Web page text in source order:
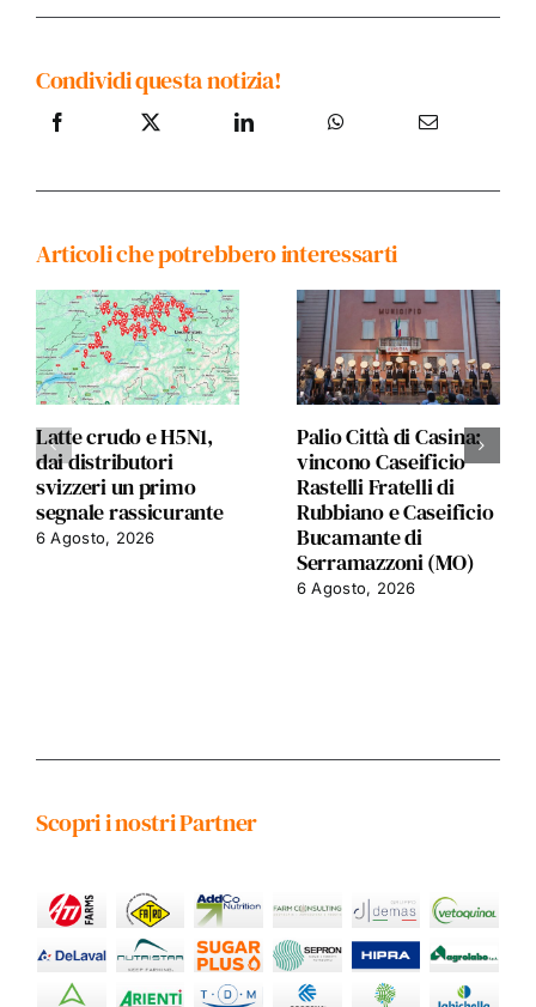
Condividi questa notizia!
Articoli che potrebbero interessarti
Latte crudo e H5N1,
dai distributori
svizzeri un primo
segnale rassicurante
6 Agosto, 2026
Palio Città di Casina:
vincono Caseificio
Rastelli Fratelli di
Rubbiano e Caseificio
Bucamante di
Serramazzoni (MO)
6 Agosto, 2026
Scopri i nostri Partner